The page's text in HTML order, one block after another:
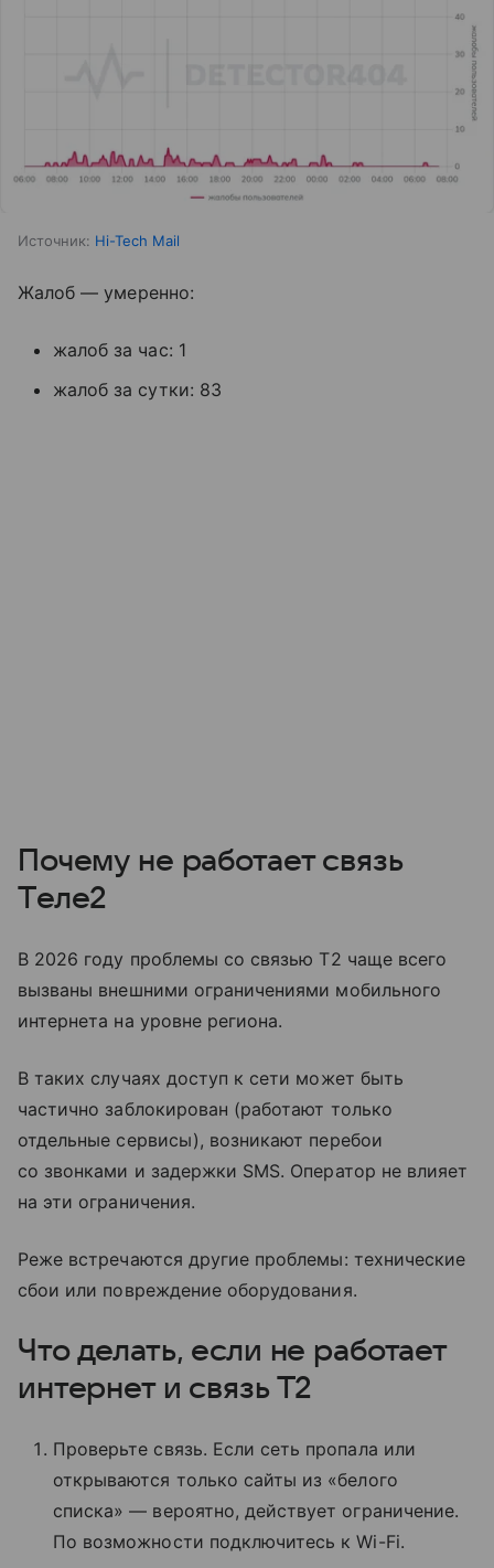
Источник: Hi-Tech Mail
Жалоб — умеренно:
жалоб за час: 1
жалоб за сутки: 83
Почему не работает связь
Tеле2
В 2026 году проблемы со связью T2 чаще всего
вызваны внешними ограничениями мобильного
интернета на уровне региона.
В таких случаях доступ к сети может быть
частично заблокирован (работают только
отдельные сервисы), возникают перебои
со звонками и задержки SMS. Оператор не влияет
на эти ограничения.
Реже встречаются другие проблемы: технические
сбои или повреждение оборудования.
Что делать, если не работает
интернет и связь T2
Проверьте связь. Если сеть пропала или
открываются только сайты из «белого
списка» — вероятно, действует ограничение.
По возможности подключитесь к Wi-Fi.